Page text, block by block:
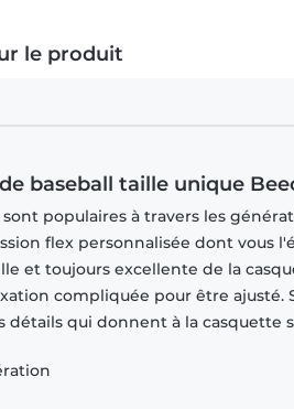
le produit
baseball taille unique
sont populaires à travers les
flex personnalisée dont vous
et toujours excellente de la
compliquée pour être ajusté.
détails qui donnent à la casquette